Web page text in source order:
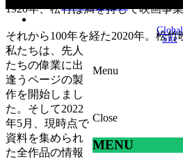
Global
Site
Menu
Close
MENU
1920年、松竹は満を持して映画事
それから100年を経た2020年。松竹
私たちは、先人
たちの偉業に出
逢うページの製
作を開始しまし
た。そして2022
年5月、現時点で
資料を集められ
た全作品の情報